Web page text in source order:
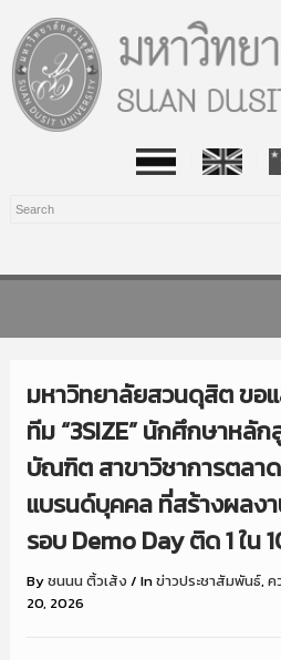
มหาวิทยาลัยสวนดุสิต ขอ
ทีม “3SIZE” นักศึกษาหลั
บัณฑิต สาขาวิชาการตลา
แบรนด์บุคคล ที่สร้างผลงา
รอบ Demo Day ติด 1 ใน
Byชนนน ติ้วเส้ง / Inข่าวประชาสัมพันธ์, ค
20, 2026